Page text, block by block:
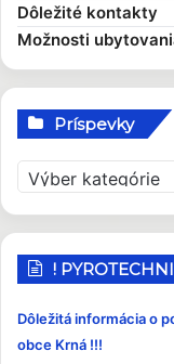
Dôležité kontakty
Možnosti
Príspevky
r
í
e
y
!
Dôležitá informácia o
obce Krná !!!